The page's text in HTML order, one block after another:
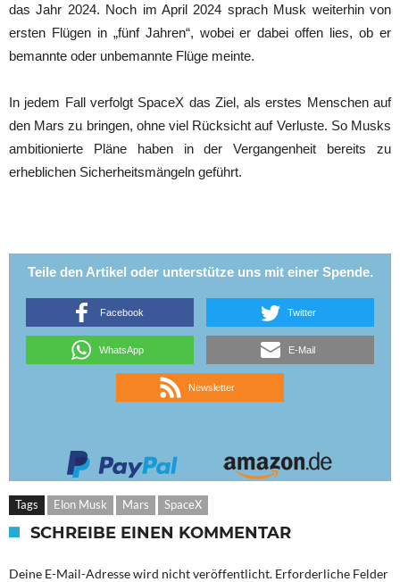
das Jahr 2024. Noch im April 2024 sprach Musk weiterhin von
ersten Flügen in „fünf Jahren“, wobei er dabei offen lies, ob er
bemannte oder unbemannte Flüge meinte.
In jedem Fall verfolgt SpaceX das Ziel, als erstes Menschen auf
den Mars zu bringen, ohne viel Rücksicht auf Verluste. So Musks
ambitionierte Pläne haben in der Vergangenheit bereits zu
erheblichen Sicherheitsmängeln geführt.
Teile den Artikel oder unterstütze uns mit einer Spende.
Facebook Twitter
WhatsApp E-Mail
Newsletter
Tags Elon Musk Mars SpaceX
SCHREIBE EINEN KOMMENTAR
Deine E-Mail-Adresse wird nicht veröffentlicht. Erforderliche Felder